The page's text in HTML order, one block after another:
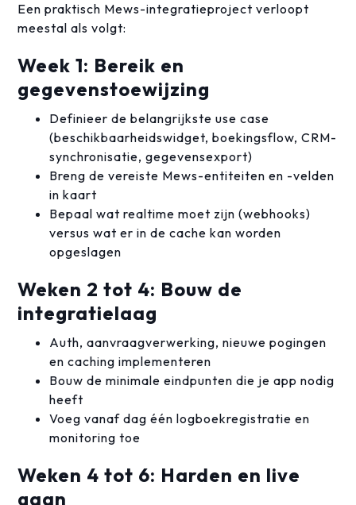
Een praktisch Mews-integratieproject verloopt
meestal als volgt:
Week 1: Bereik en
gegevenstoewijzing
Definieer de belangrijkste use case
(beschikbaarheidswidget, boekingsflow, CRM-
synchronisatie, gegevensexport)
Breng de vereiste Mews-entiteiten en -velden
in kaart
Bepaal wat realtime moet zijn (webhooks)
versus wat er in de cache kan worden
opgeslagen
Weken 2 tot 4: Bouw de
integratielaag
Auth, aanvraagverwerking, nieuwe pogingen
en caching implementeren
Bouw de minimale eindpunten die je app nodig
heeft
Voeg vanaf dag één logboekregistratie en
monitoring toe
Weken 4 tot 6: Harden en live
gaan